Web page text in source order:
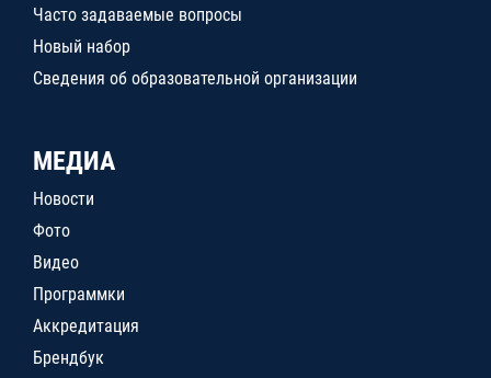
Часто задаваемые вопросы
Новый набор
Сведения об образовательной организации
МЕДИА
Новости
Фото
Видео
Программки
Аккредитация
Брендбук